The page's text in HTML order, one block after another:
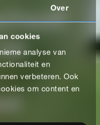
Over
cookies
analyse van
en
verbeteren. Ook
om content en